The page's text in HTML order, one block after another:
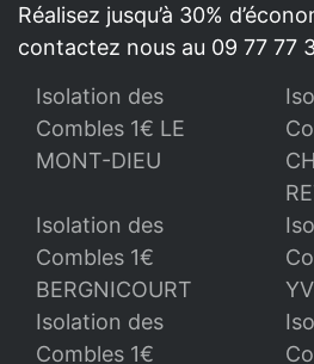
Réalisez jusqu’à 30%
contactez nous au 09 77 77
Isolation des
Combles 1€ LE
MONT-DIEU
Isolation des
Combles 1€
BERGNICOURT
Isolation des
Combles 1€